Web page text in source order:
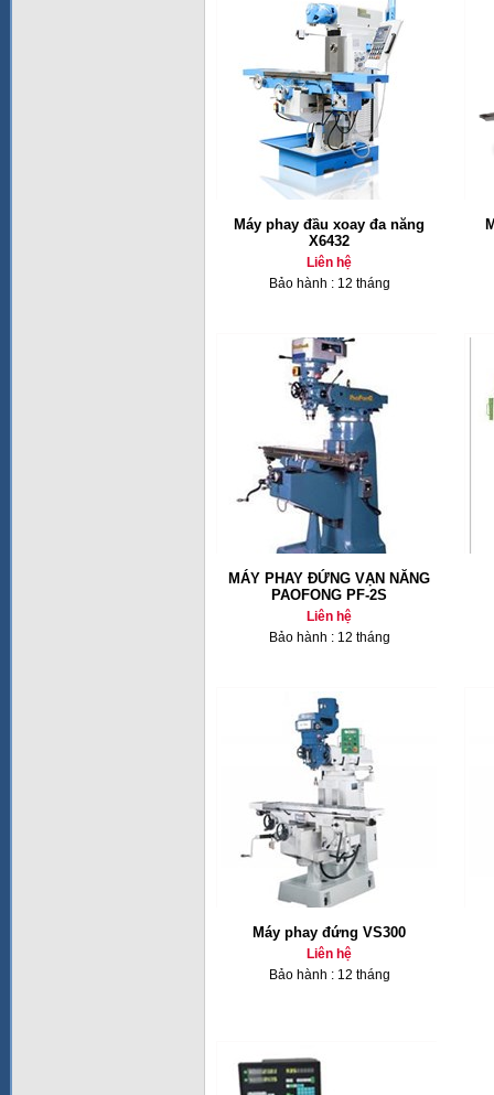
Máy phay đầu xoay đa năng
X6432
Liên hệ
Bảo hành : 12 tháng
MÁY PHAY ĐỨNG VẠN NĂNG
PAOFONG PF-2S
Liên hệ
Bảo hành : 12 tháng
Máy phay đứng VS300
Liên hệ
Bảo hành : 12 tháng